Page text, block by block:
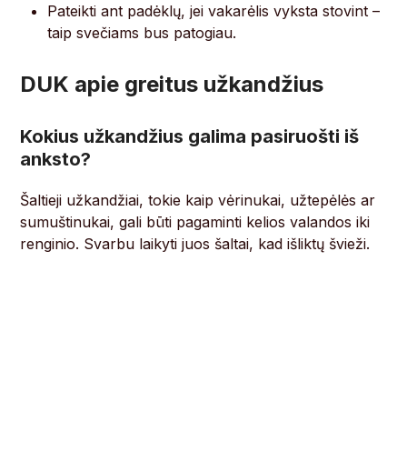
Pateikti ant padėklų, jei vakarėlis vyksta stovint –
taip svečiams bus patogiau.
DUK apie greitus užkandžius
Kokius užkandžius galima pasiruošti iš
anksto?
Šaltieji užkandžiai, tokie kaip vėrinukai, užtepėlės ar
sumuštinukai, gali būti pagaminti kelios valandos iki
renginio. Svarbu laikyti juos šaltai, kad išliktų švieži.